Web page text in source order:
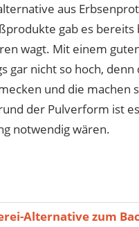
aus
gab es bereits
wagt. Mit einem
nicht so hoch,
und die machen
der Pulverform ist
notwendig wären.
Alternative zum